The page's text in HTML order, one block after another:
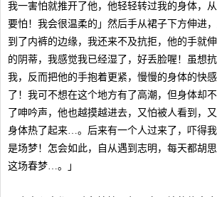
我一害怕就推开了他，他轻轻转过我的身体，
要怕！我会很温柔的」然后手从裙子下方伸进
到了内裤的边缘，我还来不及抗拒，他的手就
的阴蒂，我感觉我已经湿了，好丢脸喔！虽想
我，反而把他的手抱着更紧，慢慢的身体的快
了！我可不想在这个地方有了高潮，但身体却
了呻吟声，他也越摸越进去，又怕被人看到，
身体热了起来…。后来有一个人过来了，吓
是场梦！怎会如此，自从遇到志明，每天都胡
这场春梦…。」